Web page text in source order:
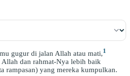
gugur di jalan Allah atau mati,1
dan rahmat-Nya lebih baik
rampasan) yang mereka kumpulkan.